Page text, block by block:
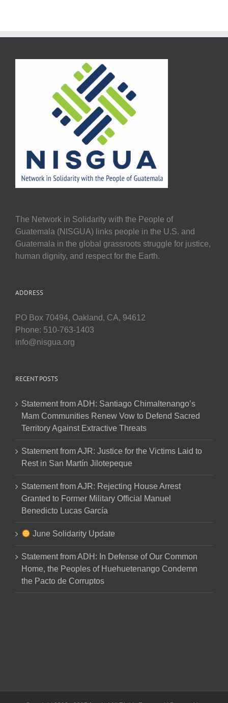
The Network in Solidarity with the People of
Guatemala (NISGUA) links people in the U.S. and
Guatemala in the global grassroots struggle for justice,
human dignity, and respect for the Earth.
ADDRESS
PO Box 70494, Oakland, CA, 94612
Phone: 510-763-1403
info@nisgua.org
RECENT POSTS
Statement from ADH: Santiago Chimaltenango’s
Mam Communities Renew Vow to Defend Sacred
Territory Against Extractive Threats
Statement from AJR: Justice for the Victims Laid to
Rest in San Martín Jilotepeque
Statement from AJR: Rejecting House Arrest
Granted to Former Military Official Manuel
Benedicto Lucas García
June Solidarity Update
Statement from ADH: In Defense of Our Common
Home, the Peoples of Huehuetenango Condemn
the Pacto de Corruptos